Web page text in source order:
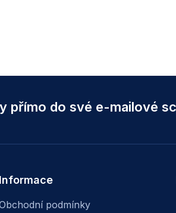
přímo do své e-mailové
Informace
podmínky